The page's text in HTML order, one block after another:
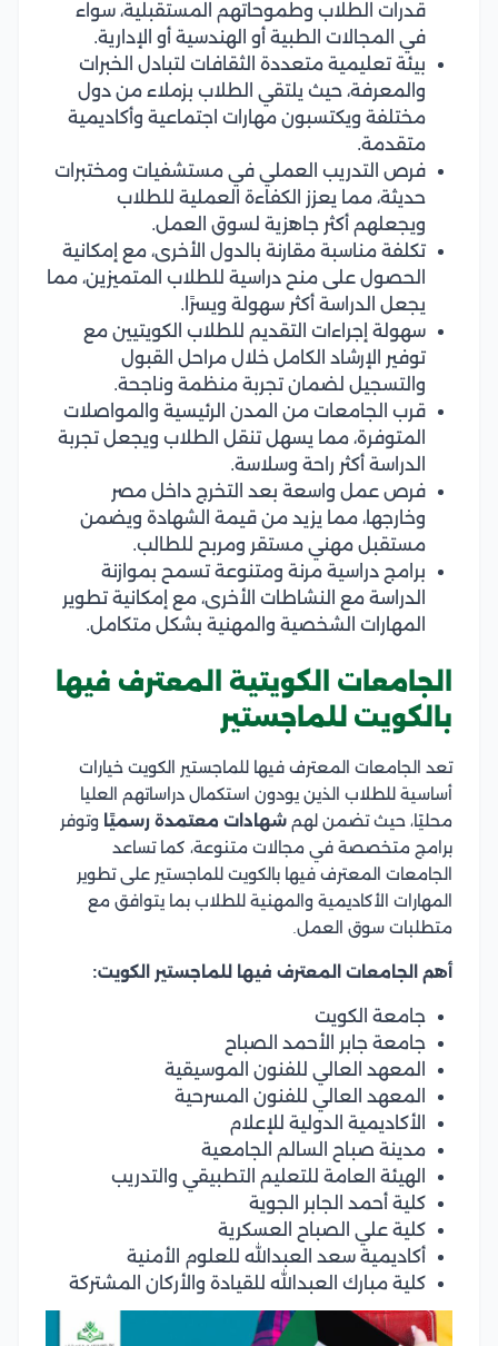
قدرات الطلاب وطموحاتهم المستقبلية، سواء
في المجالات الطبية أو الهندسية أو الإدارية.
بيئة تعليمية متعددة الثقافات لتبادل الخبرات
والمعرفة، حيث يلتقي الطلاب بزملاء من دول
مختلفة ويكتسبون مهارات اجتماعية وأكاديمية
متقدمة.
فرص التدريب العملي في مستشفيات ومختبرات
حديثة، مما يعزز الكفاءة العملية للطلاب
ويجعلهم أكثر جاهزية لسوق العمل.
تكلفة مناسبة مقارنة بالدول الأخرى، مع إمكانية
الحصول على منح دراسية للطلاب المتميزين، مما
يجعل الدراسة أكثر سهولة ويسرًا.
سهولة إجراءات التقديم للطلاب الكويتيين مع
توفير الإرشاد الكامل خلال مراحل القبول
والتسجيل لضمان تجربة منظمة وناجحة.
قرب الجامعات من المدن الرئيسية والمواصلات
المتوفرة، مما يسهل تنقل الطلاب ويجعل تجربة
الدراسة أكثر راحة وسلاسة.
فرص عمل واسعة بعد التخرج داخل مصر
وخارجها، مما يزيد من قيمة الشهادة ويضمن
مستقبل مهني مستقر ومربح للطالب.
برامج دراسية مرنة ومتنوعة تسمح بموازنة
الدراسة مع النشاطات الأخرى، مع إمكانية تطوير
المهارات الشخصية والمهنية بشكل متكامل.
الجامعات الكويتية المعترف فيها
بالكويت للماجستير
تعد الجامعات المعترف فيها للماجستير الكويت خيارات
أساسية للطلاب الذين يودون استكمال دراساتهم العليا
محليًا، حيث تضمن لهم شهادات معتمدة رسميًا وتوفر
برامج متخصصة في مجالات متنوعة، كما تساعد
الجامعات المعترف فيها بالكويت للماجستير على تطوير
المهارات الأكاديمية والمهنية للطلاب بما يتوافق مع
متطلبات سوق العمل.
أهم الجامعات المعترف فيها للماجستير الكويت:
جامعة الكويت
جامعة جابر الأحمد الصباح
المعهد العالي للفنون الموسيقية
المعهد العالي للفنون المسرحية
الأكاديمية الدولية للإعلام
مدينة صباح السالم الجامعية
الهيئة العامة للتعليم التطبيقي والتدريب
كلية أحمد الجابر الجوية
كلية علي الصباح العسكرية
أكاديمية سعد العبدالله للعلوم الأمنية
كلية مبارك العبدالله للقيادة والأركان المشتركة